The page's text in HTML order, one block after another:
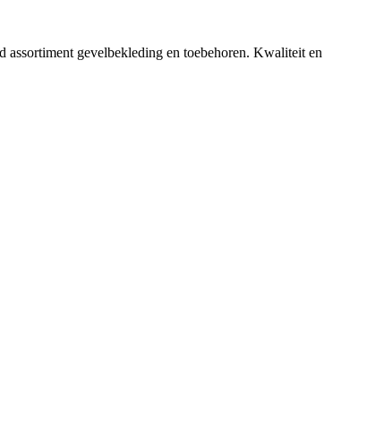
gevelbekleding en toebehoren. Kwaliteit en